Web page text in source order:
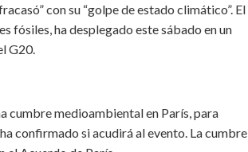
con su “golpe de estado climático”. El
fósiles, ha desplegado este sábado en un
G20.
cumbre medioambiental en París, para
confirmado si acudirá al evento. La cumbre